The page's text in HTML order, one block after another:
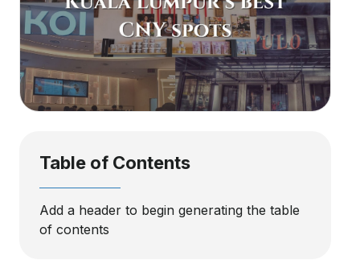
Table of Contents
Add a header to begin generating the table
of contents